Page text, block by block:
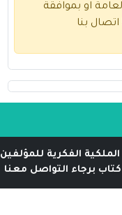
او بموافقة
اتصال بنا
الفكرية للمؤلفين
برجاء التواصل معنا